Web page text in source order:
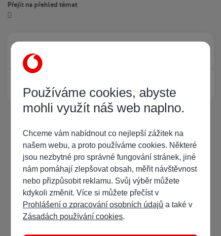
Přejít na přehled témat
Právě prohlíží tuto stránku
Žádný registrovaný uživatel si neprohlíží tuto stránku
Používáme cookies, abyste
mohli využít náš web naplno.
Chceme vám nabídnout co nejlepší zážitek na
našem webu, a proto používáme cookies. Některé
jsou nezbytné pro správné fungování stránek, jiné
nám pomáhají zlepšovat obsah, měřit návštěvnost
nebo přizpůsobit reklamu. Svůj výběr můžete
kdykoli změnit. Více si můžete přečíst v
Prohlášení o zpracování osobních údajů a také v
Zásadách používání cookies.